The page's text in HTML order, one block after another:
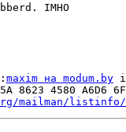
IMHO
maxim на modum.by
8623 4580 A6D6
mailman/listinfo/